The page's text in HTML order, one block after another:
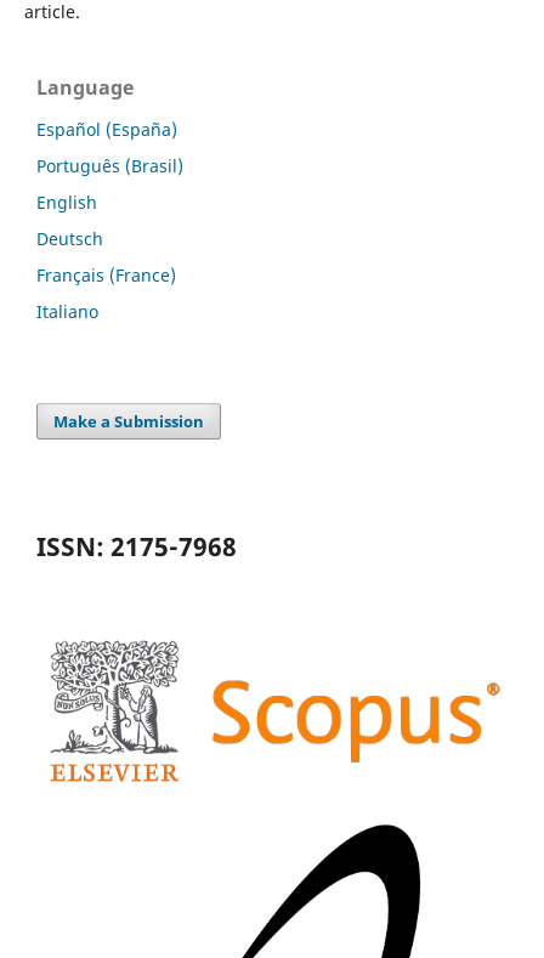
article.
Language
Español (España)
Português (Brasil)
English
Deutsch
Français (France)
Italiano
Make a Submission
ISSN: 2175-7968